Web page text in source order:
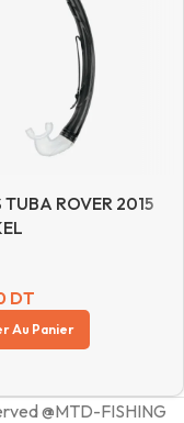
TUBA ROVER 2015
DT
Au Panier
@MTD-FISHING